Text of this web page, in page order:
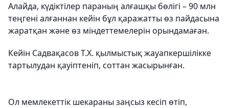
Алайда, күдіктілер параның алғашқы бөлігі – 90 млн
теңгені алғаннан кейін бұл қаражатты өз пайдасына
жаратқан және өз міндеттемелерін орындамаған.
Кейін Садвақасов Т.Х. қылмыстық жауапкершілікке
тартылудан қауіптеніп, соттан жасырынған.
Ол мемлекеттік шекараны заңсыз кесіп өтіп,